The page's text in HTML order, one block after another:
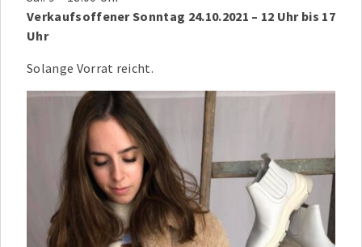
Verkaufsoffener Sonntag 24.10.2021 – 12 Uhr bis 17
Uhr
Solange Vorrat reicht.